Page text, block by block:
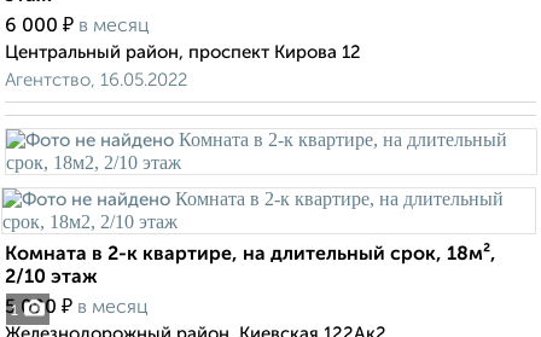
6 000 ₽ в месяц
Центральный район, проспект Кирова 12
Агентство, 16.05.2022
1
Комната в 2-к квартире, на длительный срок, 18м²,
2/10 этаж
5 000 ₽ в месяц